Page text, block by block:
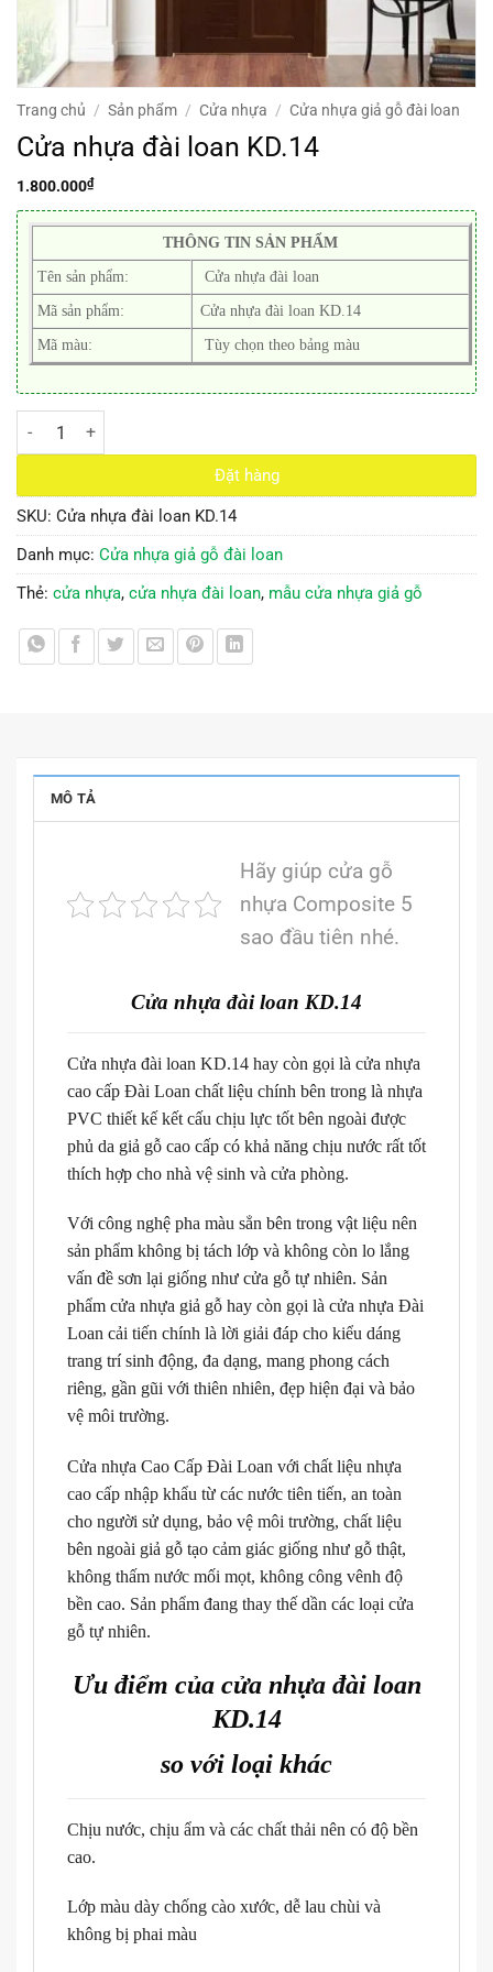
Trang chủ / Sản phẩm / Cửa nhựa / Cửa nhựa giả gỗ đài loan
Cửa nhựa đài loan KD.14
1.800.000₫
THÔNG TIN SẢN PHẨM
Tên sản phẩm: Cửa nhựa đài loan
Mã sản phẩm: Cửa nhựa đài loan KD.14
Mã màu: Tùy chọn theo bảng màu
Cửa nhựa đài loan KD.14 số lượng
Đặt hàng
SKU: Cửa nhựa đài loan KD.14
Danh mục: Cửa nhựa giả gỗ đài loan
Thẻ: cửa nhựa, cửa nhựa đài loan, mẫu cửa nhựa giả gỗ
MÔ TẢ
Hãy giúp cửa gỗ
nhựa Composite 5
sao đầu tiên nhé.
Cửa nhựa đài loan KD.14
Cửa nhựa đài loan KD.14 hay còn gọi là cửa nhựa
cao cấp Đài Loan chất liệu chính bên trong là nhựa
PVC thiết kế kết cấu chịu lực tốt bên ngoài được
phủ da giả gỗ cao cấp có khả năng chịu nước rất tốt
thích hợp cho nhà vệ sinh và cửa phòng.
Với công nghệ pha màu sẳn bên trong vật liệu nên
sản phẩm không bị tách lớp và không còn lo lắng
vấn đề sơn lại giống như cửa gỗ tự nhiên. Sản
phẩm cửa nhựa giả gỗ hay còn gọi là cửa nhựa Đài
Loan cải tiến chính là lời giải đáp cho kiểu dáng
trang trí sinh động, đa dạng, mang phong cách
riêng, gần gũi với thiên nhiên, đẹp hiện đại và bảo
vệ môi trường.
Cửa nhựa Cao Cấp Đài Loan với chất liệu nhựa
cao cấp nhập khẩu từ các nước tiên tiến, an toàn
cho người sử dụng, bảo vệ môi trường, chất liệu
bên ngoài giả gỗ tạo cảm giác giống như gỗ thật,
không thấm nước mối mọt, không công vênh độ
bền cao. Sản phẩm đang thay thế dần các loại cửa
gỗ tự nhiên.
Ưu điểm của cửa nhựa đài loan
KD.14
so với loại khác
Chịu nước, chịu ẩm và các chất thải nên có độ bền
cao.
Lớp màu dày chống cào xước, dễ lau chùi và
không bị phai màu